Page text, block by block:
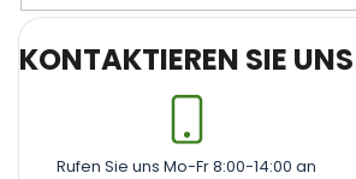
KONTAKTIEREN SIE UNS
Rufen Sie uns Mo-Fr 8:00-14:00 an